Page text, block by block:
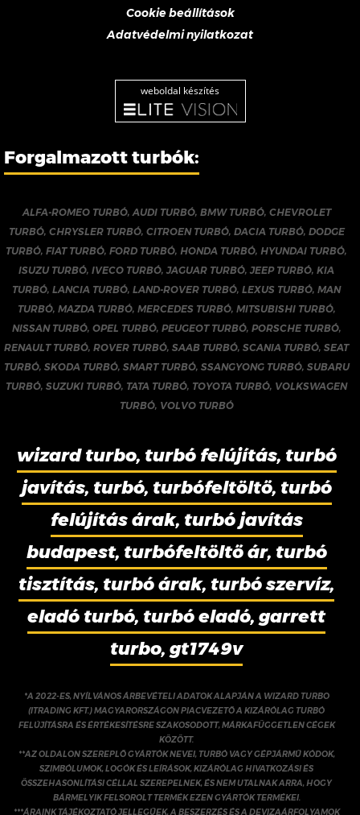
Cookie beállítások
Adatvédelmi nyilatkozat
weboldal készítés
Forgalmazott turbók:
ALFA-ROMEO TURBÓ,AUDI TURBÓ, BMW TURBÓ, CHEVROLET
TURBÓ, CHRYSLER TURBÓ, CITROEN TURBÓ, DACIA TURBÓ, DODGE
TURBÓ,FIAT TURBÓ,FORD TURBÓ, HONDA TURBÓ, HYUNDAI TURBÓ,
ISUZU TURBÓ,IVECO TURBÓ,JAGUAR TURBÓ,JEEP TURBÓ,KIA
TURBÓ,LANCIA TURBÓ,LAND-ROVER TURBÓ,LEXUS TURBÓ,MAN
TURBÓ, MAZDA TURBÓ, MERCEDES TURBÓ, MITSUBISHI TURBÓ,
NISSAN TURBÓ, OPEL TURBÓ, PEUGEOT TURBÓ, PORSCHE TURBÓ,
RENAULT TURBÓ,ROVER TURBÓ,SAAB TURBÓ,SCANIA TURBÓ,SEAT
TURBÓ, SKODA TURBÓ, SMART TURBÓ, SSANGYONG TURBÓ, SUBARU
TURBÓ,SUZUKI TURBÓ, TATA TURBÓ, TOYOTA TURBÓ, VOLKSWAGEN
TURBÓ, VOLVO TURBÓ
wizard turbo, turbó felújítás, turbó
javítás, turbó, turbófeltöltő, turbó
felújítás árak, turbó javítás
budapest, turbófeltöltő ár, turbó
tisztítás, turbó árak, turbó szervíz,
eladó turbó, turbó eladó, garrett
turbo, gt1749v
*A 2022-ES, NYÍLVÁNOS ÁRBEVÉTELI ADATOK ALAPJÁN A WIZARD TURBO
(ITRADING KFT.) MAGYARORSZÁGON PIACVEZETŐ A KIZÁRÓLAG TURBÓ
FELÚJÍTÁSRA ÉS ÉRTÉKESÍTÉSRE SZAKOSODOTT, MÁRKAFÜGGETLEN CÉGEK
KÖZÖTT.
**AZ OLDALON SZEREPLŐ GYÁRTÓK NEVEI, TURBÓ VAGY GÉPJÁRMŰ KÓDOK,
SZIMBÓLUMOK, LOGÓK ÉS LEÍRÁSOK, KIZÁRÓLAG HIVATKOZÁSI ÉS
ÖSSZEHASONLÍTÁSI CÉLLAL SZEREPELNEK, ÉS NEM UTALNAK ARRA, HOGY
BÁRMELYIK FELSOROLT TERMÉK EZEN GYÁRTÓK TERMÉKEI.
***ÁRAINK TÁJÉKOZTATÓ JELLEGŰEK, A BESZERZÉS ÉS A DEVIZAÁRFOLYAMOK